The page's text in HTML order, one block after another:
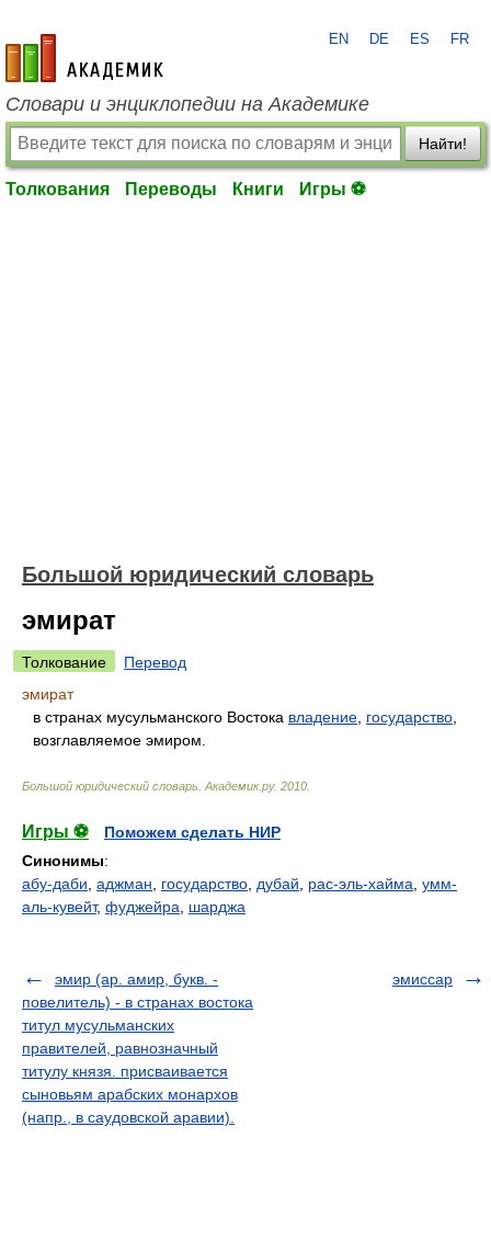
academic.ru
EN DE ES FR
Словари и энциклопедии на Академике
Найти!
Толкования Переводы Книги Игры ⚽
Большой юридический словарь
эмират
Толкование
Перевод
эмират
в странах мусульманского Востока владение государство
возглавляемое эмиром.
Большой юридический словарь Академик.ру. 2010
Игры ⚽
Поможем сделать НИР
Синонимы:
абу-даби аджман государство дубай рас-эль-хайма умм-
аль-кувейт, фуджейра шарджа
эмир (ар. амир, букв. -
повелитель) - в странах востока
титул мусульманских
правителей, равнозначный
титулу князя. присваивается
сыновьям арабских монархов
(напр., в саудовской аравии).
эмиссар